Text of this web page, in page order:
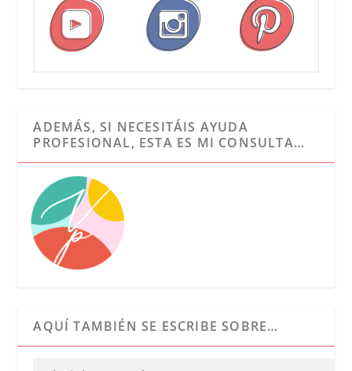
ADEMÁS, SI NECESITÁIS AYUDA
PROFESIONAL, ESTA ES MI CONSULTA…
AQUÍ TAMBIÉN SE ESCRIBE SOBRE…